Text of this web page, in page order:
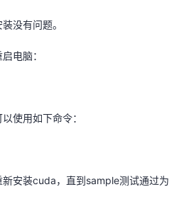
没有问题。
电脑：
使用如下命令：
安装cuda，直到sample测试通过为